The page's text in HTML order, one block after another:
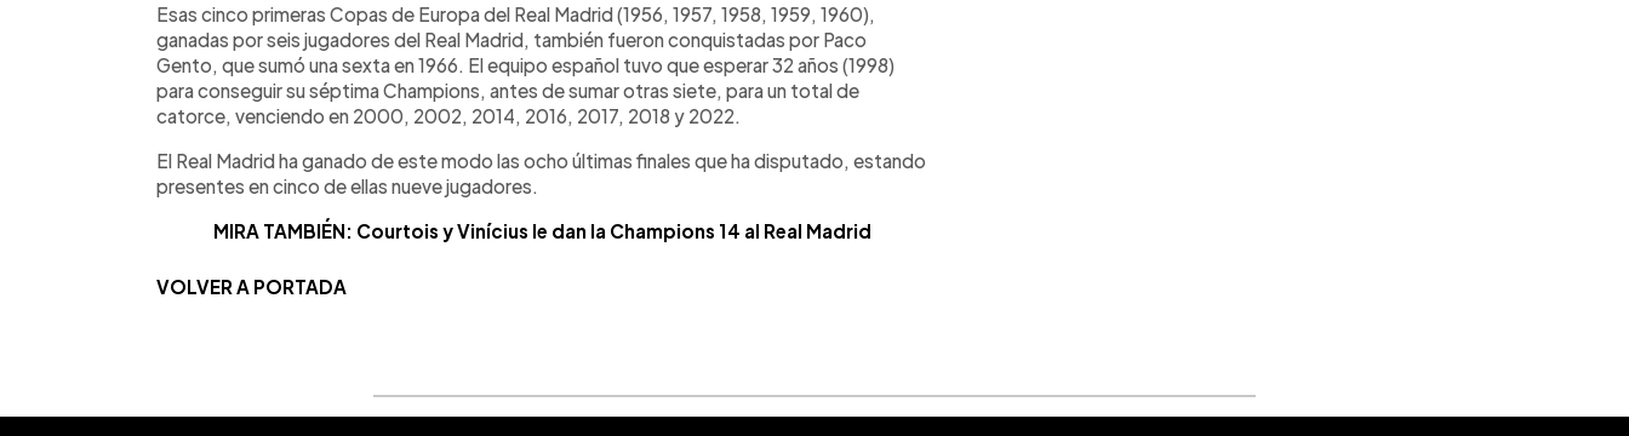
Esas cinco primeras Copas de Europa del Real Madrid (1956, 1957, 1958, 1959, 1960),
ganadas por seis jugadores del Real Madrid, también fueron conquistadas por Paco
Gento, que sumó una sexta en 1966. El equipo español tuvo que esperar 32 años (1998)
para conseguir su séptima Champions, antes de sumar otras siete, para un total de
catorce, venciendo en 2000, 2002, 2014, 2016, 2017, 2018 y 2022.
El Real Madrid ha ganado de este modo las ocho últimas finales que ha disputado, estando
presentes en cinco de ellas nueve jugadores.
MIRA TAMBIÉN: Courtois y Vinícius le dan la Champions 14 al Real Madrid
VOLVER A PORTADA